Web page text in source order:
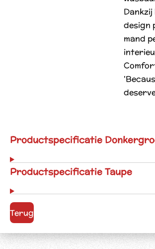
design
mand
Productspecificatie
Productspecificatie Taupe
Terug